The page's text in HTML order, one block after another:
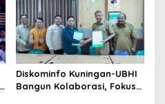
Diskominfo Kuningan-UBHI
Bangun Kolaborasi, Fokus